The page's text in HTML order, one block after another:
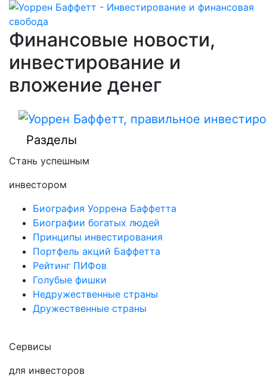
Финансовые новости,
инвестирование и
вложение денег
Разделы
Стань успешным
инвестором
Биография Уоррена Баффетта
Биографии богатых людей
Принципы инвестирования
Портфель акций Баффетта
Рейтинг ПИФов
Голубые фишки
Недружественные страны
Дружественные страны
Сервисы
для инвесторов